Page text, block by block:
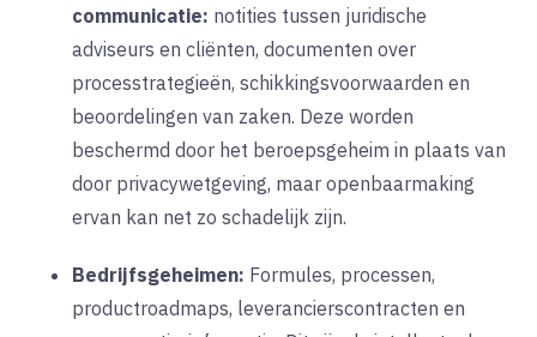
communicatie: notities tussen juridische
adviseurs en cliënten, documenten over
processtrategieën, schikkingsvoorwaarden en
beoordelingen van zaken. Deze worden
beschermd door het beroepsgeheim in plaats van
door privacywetgeving, maar openbaarmaking
ervan kan net zo schadelijk zijn.
Bedrijfsgeheimen: Formules, processen,
productroadmaps, leverancierscontracten en